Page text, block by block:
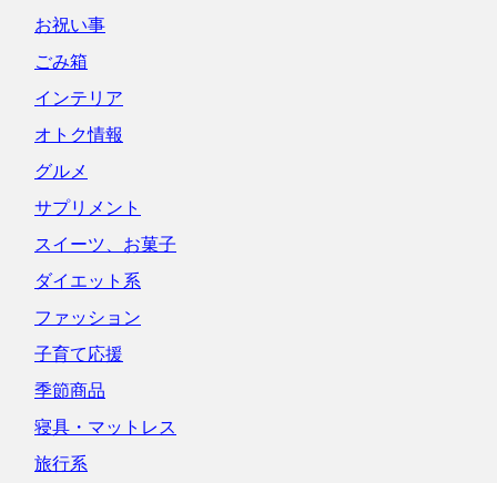
お祝い事
ごみ箱
インテリア
オトク情報
グルメ
サプリメント
スイーツ、お菓子
ダイエット系
ファッション
子育て応援
季節商品
寝具・マットレス
旅行系